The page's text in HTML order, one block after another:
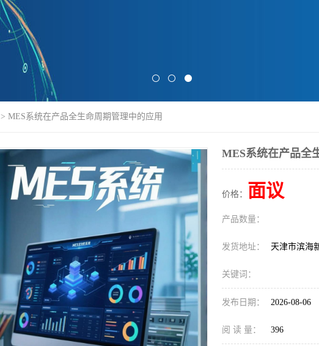
> MES系统在产品全生命周期管理中的应用
MES系统在产品全
价格： 面议
产品数量：
发货地址： 天津市滨海
关键词：
发布日期： 2026-08-06
阅 读 量： 396